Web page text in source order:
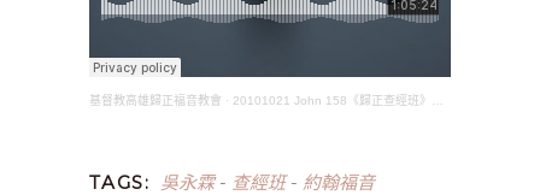
基督教高雄歸正福音教會 · 20101021 John 158《歸正查經班》約翰福音(吳永霖長老)
TAGS: 吳永霖- 查經班- 約翰福音